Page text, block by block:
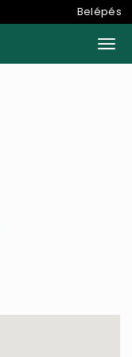
Belépés